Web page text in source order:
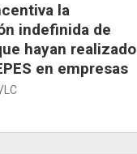
la
indefinida de
hayan realizado
en empresas
LC